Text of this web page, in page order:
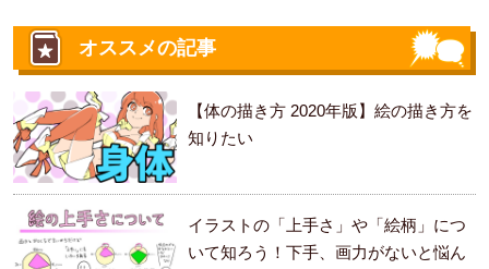
オススメの記事
【体の描き方 2020年版】絵の描き方を
知りたい
イラストの「上手さ」や「絵柄」につ
いて知ろう！下手、画力がないと悩ん